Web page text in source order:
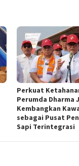
Perkuat
Perumda Dharma
Kembangkan
sebagai Pusat
Sapi Terintegrasi